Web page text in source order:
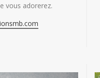
vous adorerez.